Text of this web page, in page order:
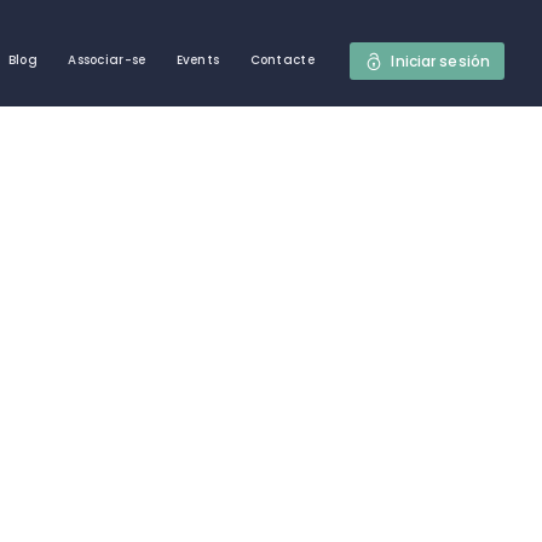
Blog Associar-se Events Contacte Iniciar sesión